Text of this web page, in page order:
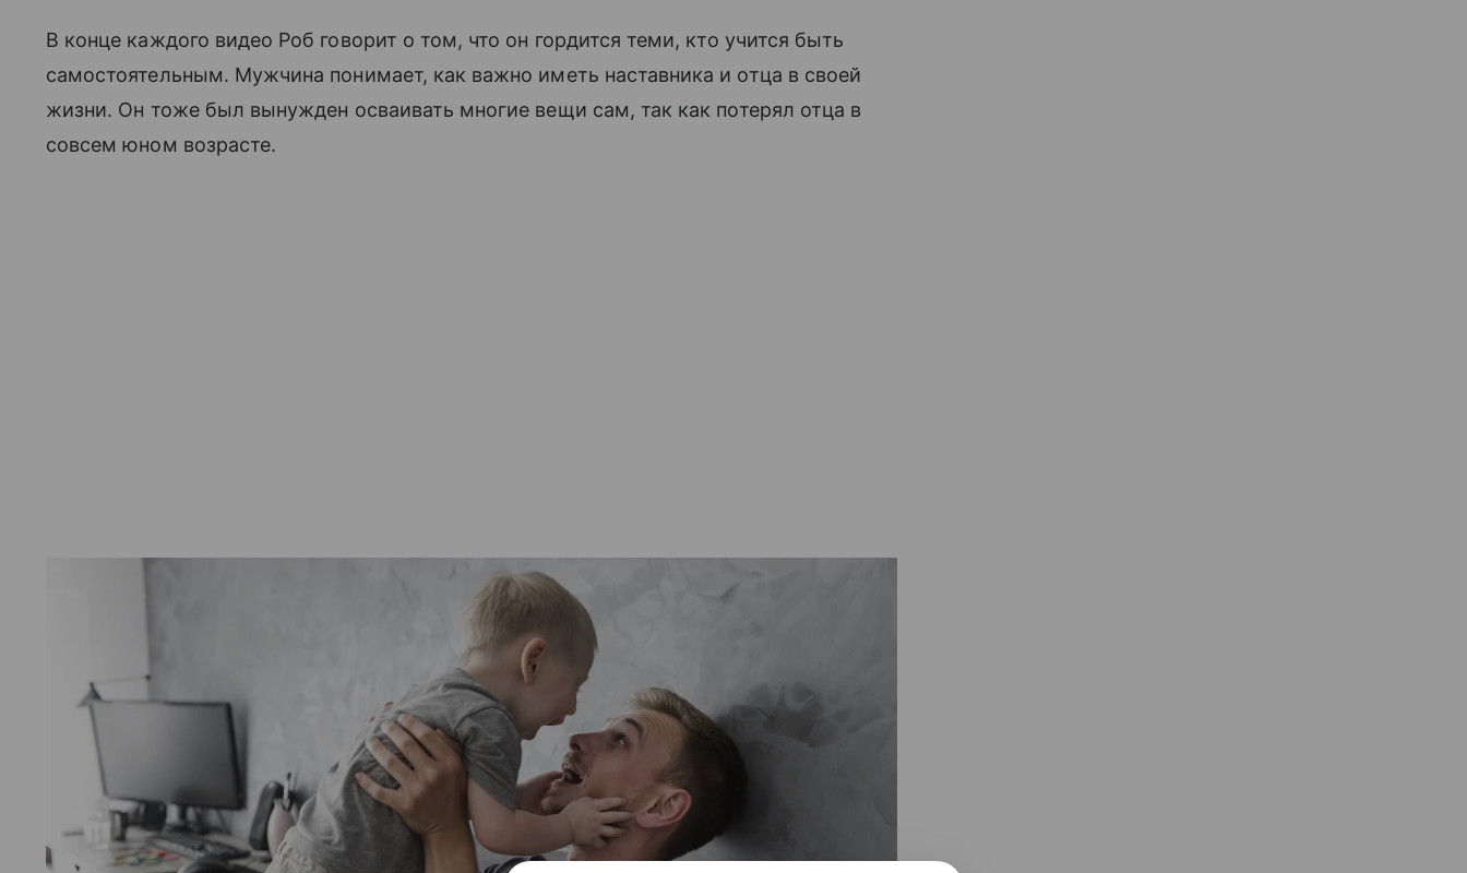
В конце каждого видео Роб говорит о том, что он гордится теми, кто учится быть
самостоятельным. Мужчина понимает, как важно иметь наставника и отца в своей
жизни. Он тоже был вынужден осваивать многие вещи сам, так как потерял отца в
совсем юном возрасте.